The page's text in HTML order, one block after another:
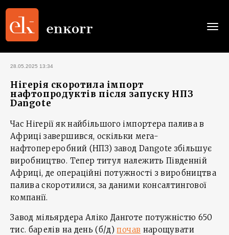
28.05.2025 13:34
Нігерія скоротила імпорт
нафтопродуктів після запуску НПЗ
Dangote
Час Нігерії як найбільшого імпортера палива в
Африці завершився, оскільки мега-
нафтопереробний (НПЗ) завод Dangote збільшує
виробництво. Тепер титул належить Південній
Африці, де операційні потужності з виробництва
палива скоротилися, за даними консалтингової
компанії.
Завод мільярдера Аліко Данготе потужністю 650
тис. барелів на день (б/д)почав нарощувати